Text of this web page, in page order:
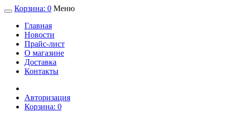
Корзина: 0 Меню
Главная
Новости
Прайс-лист
О магазине
Доставка
Контакты
Авторизация
Корзина: 0